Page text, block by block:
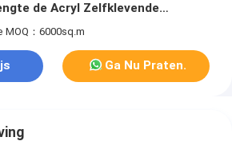
de Acryl Zelfklevende
MOQ：6000sq.m
Ga Nu Praten.